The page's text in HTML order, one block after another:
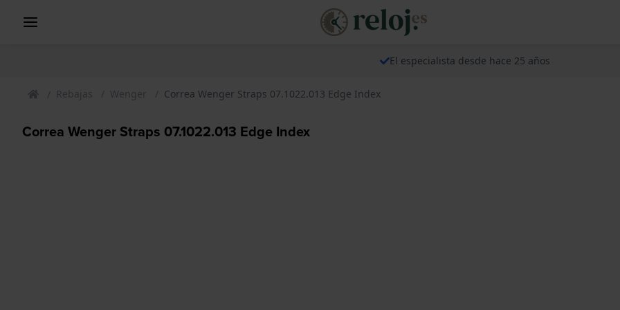
El especialista desde hace 25 años
Rebajas Wenger Correa Wenger Straps 07.1022.013 Edge Index
Correa Wenger Straps 07.1022.013 Edge Index